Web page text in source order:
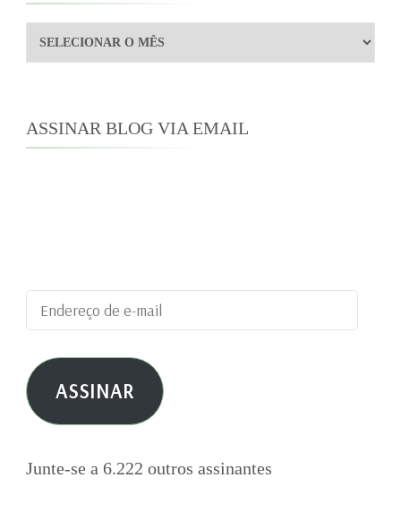
Arquivos
ASSINAR BLOG VIA EMAIL
Endereço
de
e-
mail ASSINAR
Junte-se a 6.222 outros assinantes